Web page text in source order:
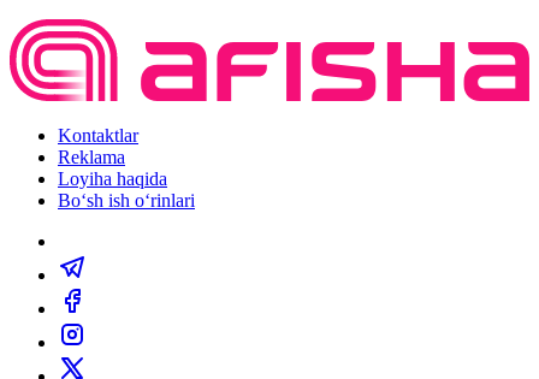
Kontaktlar
Reklama
Loyiha haqida
Bo‘sh ish o‘rinlari